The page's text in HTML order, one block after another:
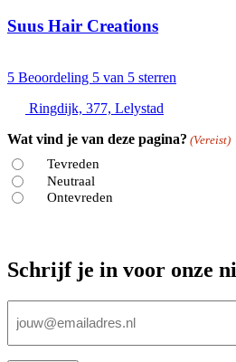
Suus Hair Creations
5 Beoordeling 5 van 5 sterren
Ringdijk, 377, Lelystad
Wat vind je van deze pagina? (Vereist)
Tevreden
Neutraal
Ontevreden
Schrijf je in voor onze
mailadres